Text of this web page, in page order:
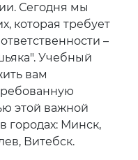
Сегодня мы
которая требует
–
Учебный
вам
этой важной
городах: Минск,
Витебск.